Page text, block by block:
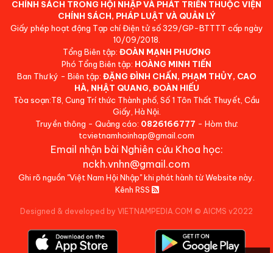
CHÍNH SÁCH TRONG HỘI NHẬP VÀ PHÁT TRIỂN THUỘC VIỆN
CHÍNH SÁCH, PHÁP LUẬT VÀ QUẢN LÝ
Giấy phép hoạt động Tạp chí Điện tử số 329/GP-BTTTT cấp ngày
10/09/2018.
Tổng Biên tập: ĐOÀN MẠNH PHƯƠNG
Phó Tổng Biên tập: HOÀNG MINH TIẾN
Ban Thư ký - Biên tập: ĐẶNG ĐÌNH CHẤN, PHẠM THỦY, CAO
HÀ, NHẬT QUANG, ĐOÀN HIẾU
Tòa soạn:T8, Cung Trí thức Thành phố, Số 1 Tôn Thất Thuyết, Cầu
Giấy, Hà Nội.
Truyền thông - Quảng cáo: 0826166777 - Hòm thư:
tcvietnamhoinhap@gmail.com
Email nhận bài Nghiên cứu Khoa học:
nckh.vnhn@gmail.com
Ghi rõ nguồn "Việt Nam Hội Nhập" khi phát hành từ Website này.
Kênh RSS
Designed & developed by VIETNAMPEDIA.COM © AICMS v2022